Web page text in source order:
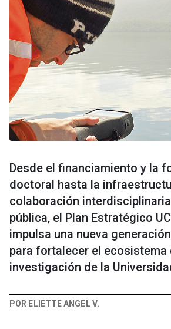
Desde el financiamiento y la
doctoral hasta la
colaboración
pública, el Plan Estratégico
impulsa una nueva
para fortalecer el ecosistema
investigación de la
POR ELIETTE ANGEL V.